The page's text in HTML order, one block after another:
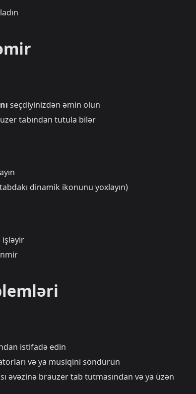
seçdiyinizdən əmin olun
tabından tutula bilər
dinamik ikonunu yoxlayın)
işləyir
istifadə edin
və ya musiqini söndürün
əvəzinə brauzer tab tutmasından və ya üzən